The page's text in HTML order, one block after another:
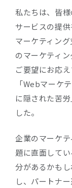
私たちは、皆
サービスの提供
マーケティン
のマーケティ
ご要望にお応
「Webマーケ
に隠された苦労
した。
企業のマーケ
題に直面して
分があるかも
し、パートナ